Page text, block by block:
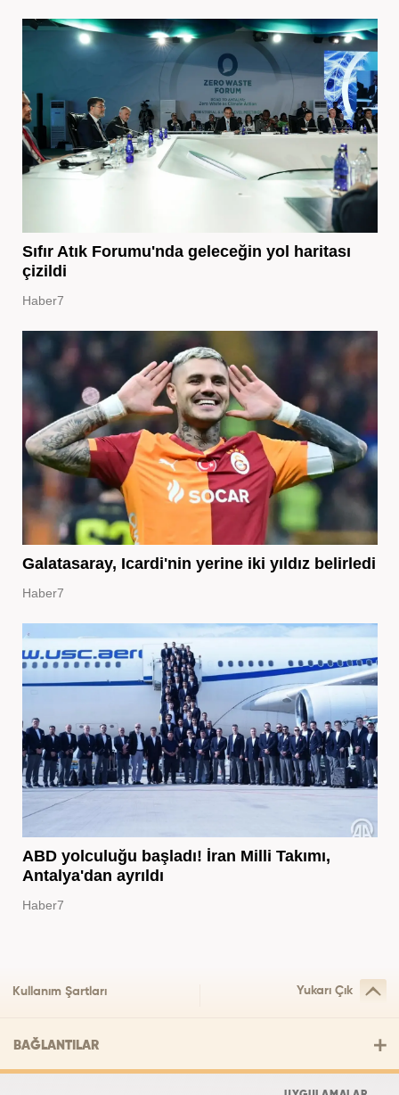
Sıfır Atık Forumu'nda geleceğin yol haritası
çizildi
Haber7
Galatasaray, Icardi'nin yerine iki yıldız belirledi
Haber7
ABD yolculuğu başladı! İran Milli Takımı,
Antalya'dan ayrıldı
Haber7
Kullanım Şartları Yukarı Çık
BAĞLANTILAR